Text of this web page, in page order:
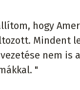
hogy
Mindent
nem is
"